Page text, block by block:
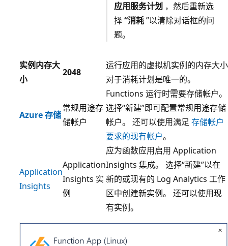
应用服务计划 ，然后重新选
择“消耗”以清除对话框的问
题。
实例内存大
小
2048
运行应用的虚拟机实例的内存大小
对于消耗计划是唯一的。
Azure 存储
常规用途存
储帐户
Functions 运行时需要存储帐户。
选择“新建”即可配置常规用途存储
帐户。
还可以使用满足 存储帐户
要求的现有帐户。
Application
Insights
Application
Insights 实
例
应为函数应用启用 Application
Insights 集成。 选择“新建”以在
新的或现有的 Log Analytics 工作
区中创建新实例。 还可以使用现
有实例。